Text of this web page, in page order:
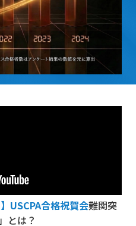
USCPA合格祝賀会難関突
とは？